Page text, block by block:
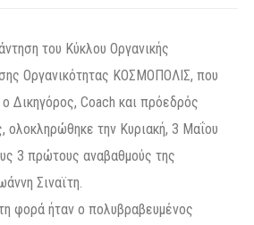
του Κύκλου Οργανικής
Οργανικότητας ΚΟΣΜΟΠΟΛΙΣ, που
ο Δικηγόρος, Coach και πρόεδρός
ολοκληρώθηκε την Κυριακή, 3 Μαΐου
3 πρώτους αναβαθμούς της
Σιναϊτη.
φορά ήταν ο πολυβραβευμένος